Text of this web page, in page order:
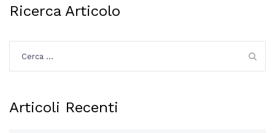
Ricerca Articolo
per:
Articoli Recenti